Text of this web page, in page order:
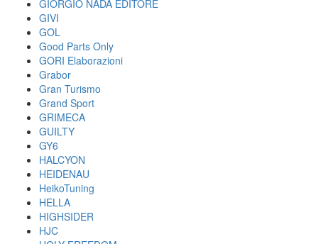
GIORGIO NADA EDITORE
GIVI
GOL
Good Parts Only
GORI Elaborazioni
Grabor
Gran Turismo
Grand Sport
GRIMECA
GUILTY
GY6
HALCYON
HEIDENAU
HeikoTuning
HELLA
HIGHSIDER
HJC